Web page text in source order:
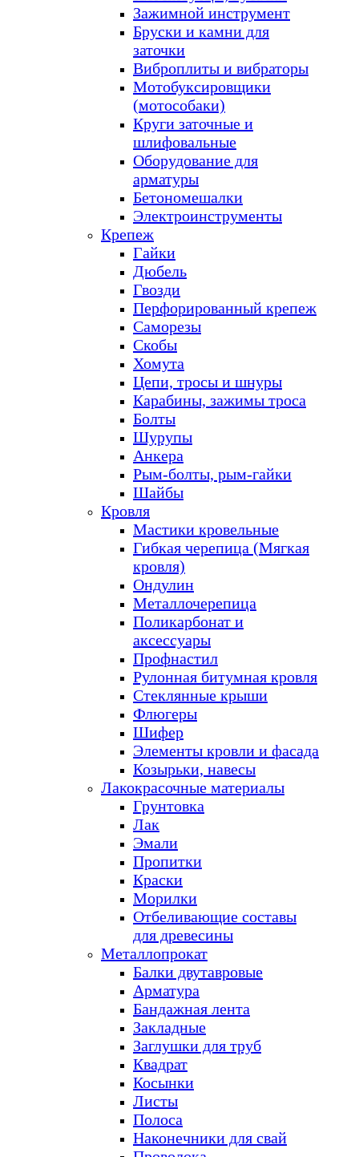
Зажимной инструмент
Бруски и камни для
заточки
Виброплиты и вибраторы
Мотобуксировщики
(мотособаки)
Круги заточные и
шлифовальные
Оборудование для
арматуры
Бетономешалки
Электроинструменты
Крепеж
Гайки
Дюбель
Гвозди
Перфорированный крепеж
Саморезы
Скобы
Хомута
Цепи, тросы и шнуры
Карабины, зажимы троса
Болты
Шурупы
Анкера
Рым-болты, рым-гайки
Шайбы
Кровля
Мастики кровельные
Гибкая черепица (Мягкая
кровля)
Ондулин
Металлочерепица
Поликарбонат и
аксессуары
Профнастил
Рулонная битумная кровля
Стеклянные крыши
Флюгеры
Шифер
Элементы кровли и фасада
Козырьки, навесы
Лакокрасочные материалы
Грунтовка
Лак
Эмали
Пропитки
Краски
Морилки
Отбеливающие составы
для древесины
Металлопрокат
Балки двутавровые
Арматура
Бандажная лента
Закладные
Заглушки для труб
Квадрат
Косынки
Листы
Полоса
Наконечники для свай